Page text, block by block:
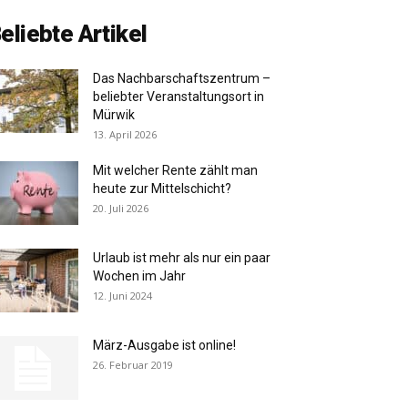
Artikel
Das Nachbarschaftszentrum –
beliebter Veranstaltungsort in
Mürwik
13. April 2026
Mit welcher Rente zählt man
heute zur Mittelschicht?
20. Juli 2026
Urlaub ist mehr als nur ein paar
Wochen im Jahr
12. Juni 2024
März-Ausgabe ist online!
26. Februar 2019